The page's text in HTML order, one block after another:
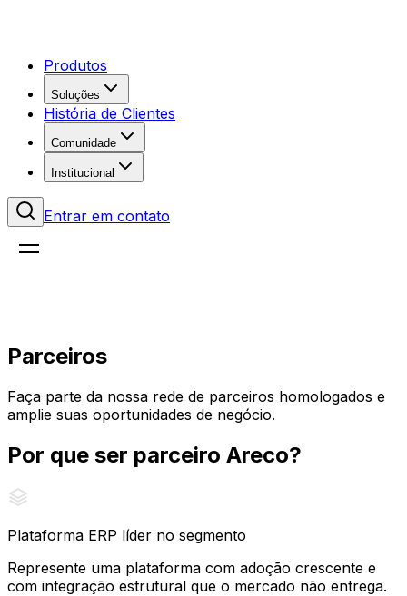
Produtos
Soluções
História de Clientes
Comunidade
Institucional
Entrar em contato
Parceiros
Faça parte da nossa rede de parceiros homologados e
amplie suas oportunidades de negócio.
Por que ser parceiro Areco?
Plataforma ERP líder no segmento
Represente uma plataforma com adoção crescente e
com integração estrutural que o mercado não entrega.